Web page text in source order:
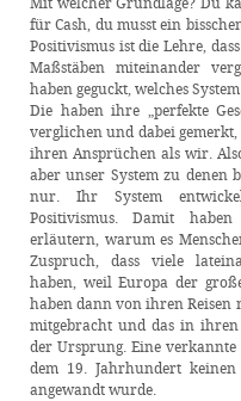
für Cash, du musst ein
Positivismus ist die Lehre,
Maßstäben miteinander
haben geguckt, welches
Die haben ihre „perfekte
verglichen und dabei
ihren Ansprüchen als wir.
aber unser System zu
nur. Ihr System
Positivismus. Damit haben
erläutern, warum es
Zuspruch, dass viele
haben, weil Europa der
haben dann von ihren Reisen
mitgebracht und das in
der Ursprung. Eine
dem 19. Jahrhundert
angewandt wurde.